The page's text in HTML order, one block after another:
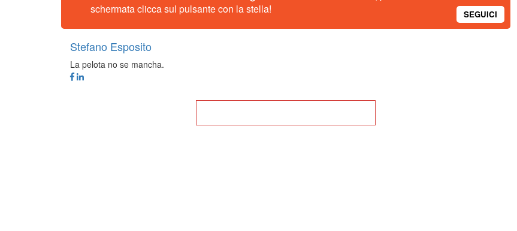
schermata clicca sul pulsante con la stella!
SEGUICI
Stefano Esposito
La pelota no se mancha.